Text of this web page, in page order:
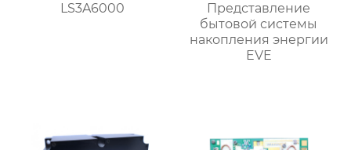
LS3A6000
Представление
бытовой системы
накопления энергии
EVE